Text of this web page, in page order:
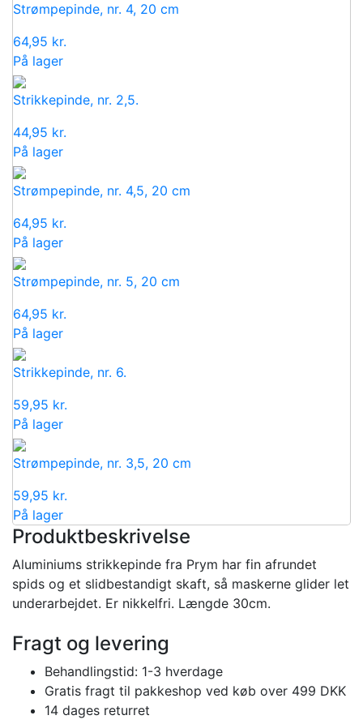
Strømpepinde, nr. 4, 20 cm
64,95 kr.
På lager
Strikkepinde, nr. 2,5.
44,95 kr.
På lager
Strømpepinde, nr. 4,5, 20 cm
64,95 kr.
På lager
Strømpepinde, nr. 5, 20 cm
64,95 kr.
På lager
Strikkepinde, nr. 6.
59,95 kr.
På lager
Strømpepinde, nr. 3,5, 20 cm
59,95 kr.
På lager
Produktbeskrivelse
Aluminiums strikkepinde fra Prym har fin afrundet
spids og et slidbestandigt skaft, så maskerne glider let
underarbejdet. Er nikkelfri. Længde 30cm.
Fragt og levering
Behandlingstid: 1-3 hverdage
Gratis fragt til pakkeshop ved køb over 499 DKK
14 dages returret